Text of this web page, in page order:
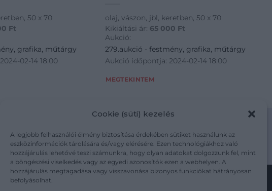
Cookie (süti) kezelés
A legjobb felhasználói élmény biztosítása érdekében sütiket használunk az
eszközinformációk tárolására és/vagy elérésére. Ezen technológiákhoz való
hozzájárulás lehetővé teszi számunkra, hogy olyan adatokat dolgozzunk fel, mint
a böngészési viselkedés vagy az egyedi azonosítók ezen a webhelyen. A
hozzájárulás megtagadása vagy visszavonása bizonyos funkciókat hátrányosan
befolyásolhat.
50 x 70
Ft
grafika, műtárgy
02-14 18:00
olaj, vászon, jbl, keretben, 50 x 70
Kikiáltási ár: 65 000 Ft
Aukció:
279.aukció - festmény, grafika, műtárgy
Aukció időpontja: 2024-02-14 18:00
MEGTEKINTEM
mutargy.com/adatkezelesi-tajekoztato/